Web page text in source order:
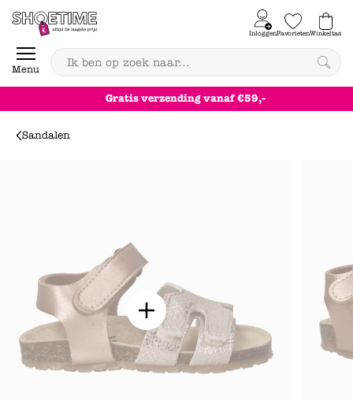
Skip to content
Menu
InloggenFavorietenWinkeltas
0
Gratisverzendingvanaf €59,-
Sandalen